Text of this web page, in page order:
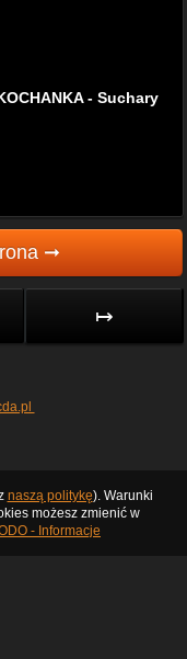
- Suchary
➞
↦
naszą politykę). Warunki
możesz zmienić w
- Informacje